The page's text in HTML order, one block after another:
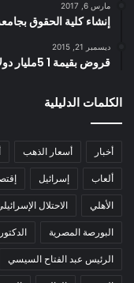
مارس 6, 2017
إنشاء كلية الحقوق
ديسمبر 21, 2015
قروض بقيمة 1 5مليار دولار لتنمية سيناء
الكلمات الدليلية
أخبار أسعار الذهب
ألعاب إسرائيل
الأهلي الاحتلال
البورصة المصرية
الرئيس عبد الفتاح السيسي